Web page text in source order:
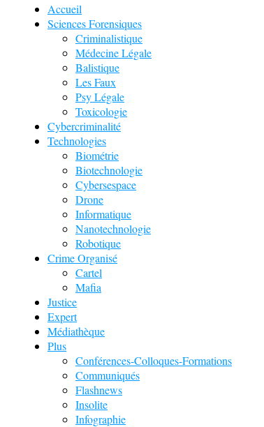
Accueil
Sciences Forensiques
Criminalistique
Médecine Légale
Balistique
Les Faux
Psy Légale
Toxicologie
Cybercriminalité
Technologies
Biométrie
Biotechnologie
Cybersespace
Drone
Informatique
Nanotechnologie
Robotique
Crime Organisé
Cartel
Mafia
Justice
Expert
Médiathèque
Plus
Conférences-Colloques-Formations
Communiqués
Flashnews
Insolite
Infographie